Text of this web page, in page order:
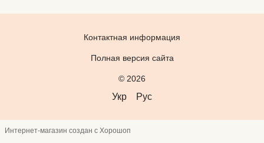
Контактная информация
Полная версия сайта
© 2026
Укр Рус
Интернет-магазин создан с Хорошоп